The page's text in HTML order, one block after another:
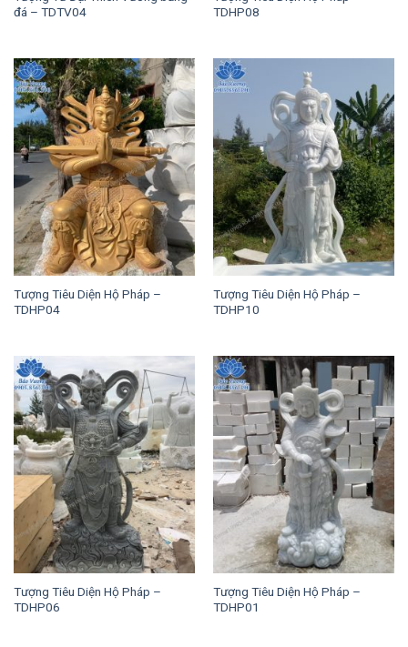
đá – TDTV04
TDHP08
Tượng Tiêu Diện Hộ Pháp –
TDHP04
Tượng Tiêu Diện Hộ Pháp –
TDHP10
Tượng Tiêu Diện Hộ Pháp –
TDHP06
Tượng Tiêu Diện Hộ Pháp –
TDHP01